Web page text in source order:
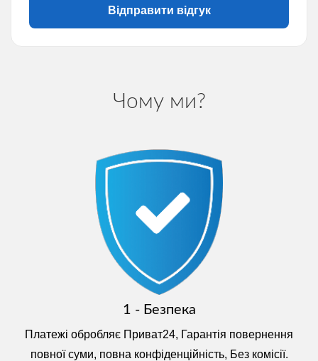
Відправити відгук
Чому ми?
1 - Безпека
Платежі обробляє Приват24, Гарантія повернення
повної суми, повна конфіденційність, Без комісії.